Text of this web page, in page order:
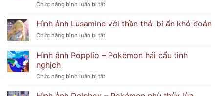
Chức năng bình luận bị tắtở
Pokémon
Hình
Dễ
Bí
Hình ảnh Lusamine với thần thái bí ẩn khó đoán
Chức năng bình luận bị tắtở
ảnh
Lusamine
thần
Hình ảnh Popplio – Pokémon hải cẩu tinh
nghịch
Chức năng bình luận bị tắtở
ảnh